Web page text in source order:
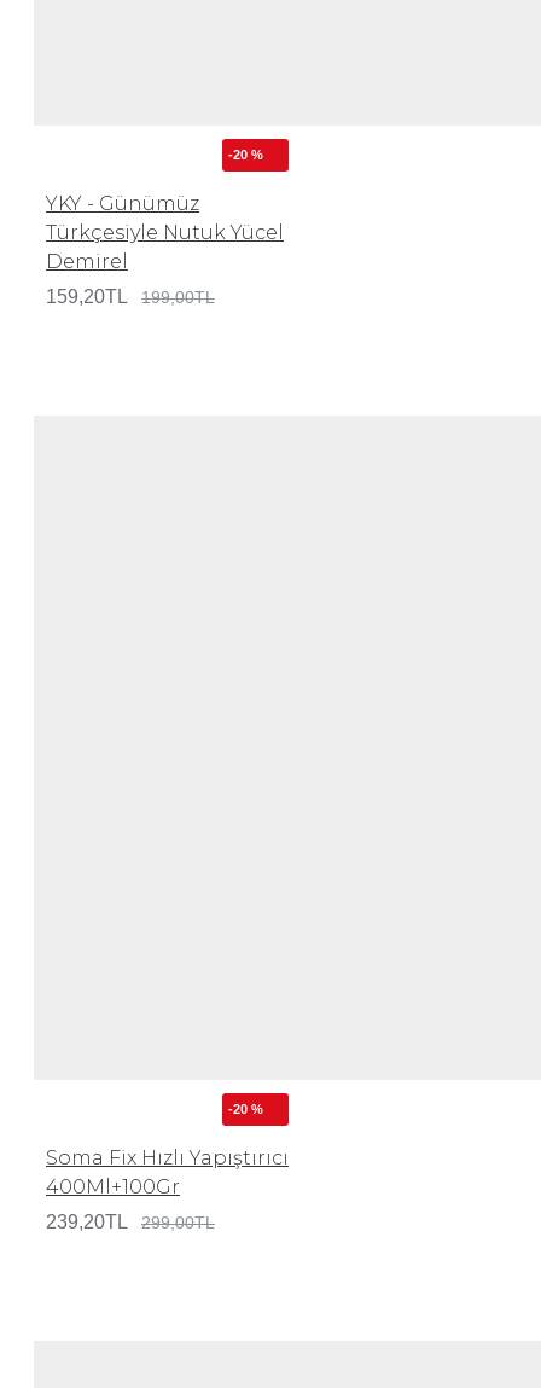
-20 %
YKY - Günümüz
Türkçesiyle Nutuk Yücel
Demirel
159,20TL 199,00TL
-20 %
Soma Fix Hızlı Yapıştırıcı
400Ml+100Gr
239,20TL 299,00TL